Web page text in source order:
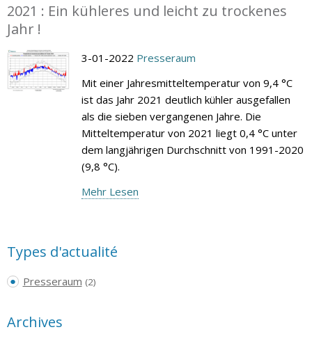
2021 : Ein kühleres und leicht zu trockenes
Jahr !
3-01-2022 Presseraum
Mit einer Jahresmitteltemperatur von 9,4 °C
ist das Jahr 2021 deutlich kühler ausgefallen
als die sieben vergangenen Jahre. Die
Mitteltemperatur von 2021 liegt 0,4 °C unter
dem langjährigen Durchschnitt von 1991-2020
(9,8 °C).
Mehr Lesen
Types d'actualité
Presseraum (2)
Archives